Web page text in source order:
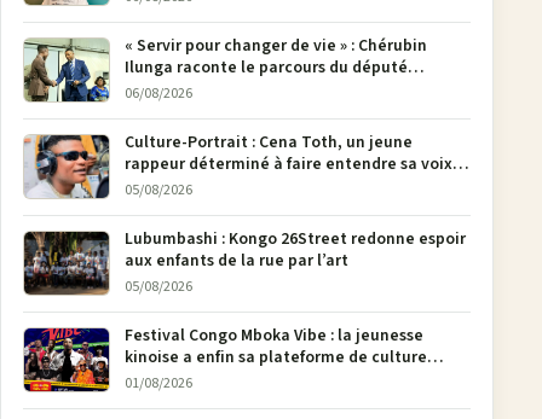
« Servir pour changer de vie » : Chérubin
Ilunga raconte le parcours du député
national Jethro Muyombi Tshimbu en 137
06/08/2026
Culture-Portrait : Cena Toth, un jeune
rappeur déterminé à faire entendre sa voix à
Bunia
05/08/2026
Lubumbashi : Kongo 26Street redonne espoir
aux enfants de la rue par l’art
05/08/2026
Festival Congo Mboka Vibe : la jeunesse
kinoise a enfin sa plateforme de culture
urbaine
01/08/2026